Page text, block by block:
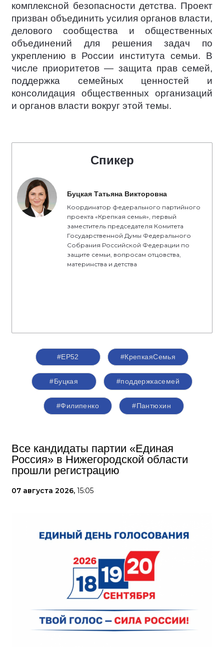
комплексной безопасности детства. Проект
призван объединить усилия органов власти,
делового сообщества и общественных
объединений для решения задач по
укреплению в России института семьи. В
числе приоритетов — защита прав семей,
поддержка семейных ценностей и
консолидация общественных организаций
и органов власти вокруг этой темы.
Спикер
Буцкая Татьяна Викторовна
Координатор федерального партийного
проекта «Крепкая семья», первый
заместитель председателя Комитета
Государственной Думы Федерального
Собрания Российской Федерации по
защите семьи, вопросам отцовства,
материнства и детства
#ЕР52 #КрепкаяСемья
#Буцкая #поддержкасемей
#Филипенко #Пантюхин
Все кандидаты партии «Единая
Россия» в Нижегородской области
прошли регистрацию
07 августа 2026, 15:05